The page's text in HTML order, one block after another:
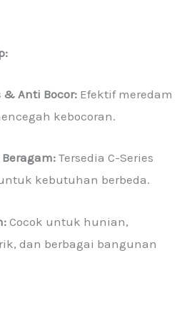
& Anti Bocor: Efektif meredam
kebocoran.
Tersedia C-Series
kebutuhan berbeda.
Cocok untuk hunian,
dan berbagai bangunan